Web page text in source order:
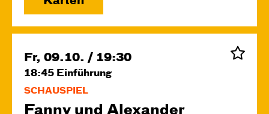
Fr, 09.10. / 19:30
18:45 Einführung
SCHAUSPIEL
Fanny und Alexander